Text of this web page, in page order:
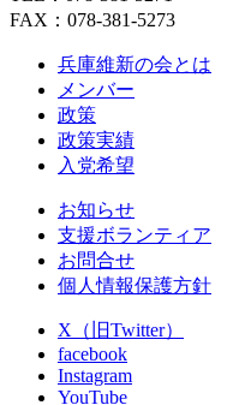
FAX：078-381-5273
兵庫維新の会とは
メンバー
政策
政策実績
入党希望
お知らせ
支援ボランティア
お問合せ
個人情報保護方針
X（旧Twitter）
facebook
Instagram
YouTube